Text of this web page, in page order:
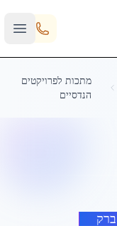
מתכות לפרויקטים
הנדסיים
ברק